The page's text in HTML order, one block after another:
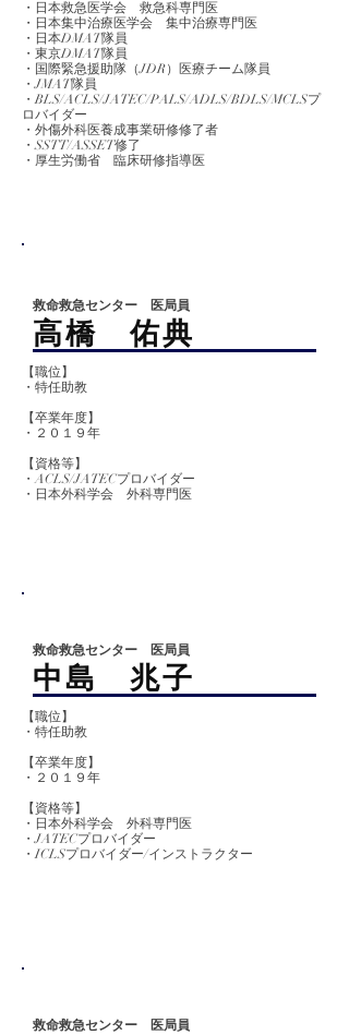
・日本救急医学会 救急科専門医
・日本集中治療医学会 集中治療専門医
・日本DMAT隊員
​・東京DMAT隊員
・国際緊急援助隊（JDR）医療チーム隊員
・JMAT隊員
​・BLS/ACLS/JATEC/PALS/ADLS/BDLS/MCLSプ
ロバイダー
・外傷外科医養成事業研修修了者
・SSTT/ASSET修了
​・厚生労働省 臨床研修指導医
救命救急センター 医局員
​高橋 佑典
【職位】
・特任助教
【卒業年度】
​​・２０１９年
【資格等】
・ACLS/JATECプロバイダー
​・日本外科学会 外科専門医
救命救急センター 医局員
​中島 兆子
【職位】
・特任助教
【卒業年度】
​​・２０１９年
【資格等】
・日本外科学会 外科専門医
・JATECプロバイダー
・ICLSプロバイダー/インストラクター
救命救急センター 医局員